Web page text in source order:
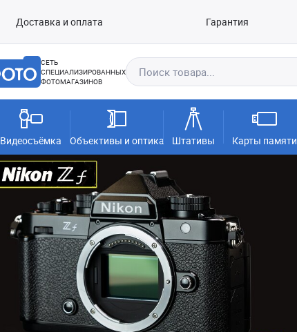
Доставка и оплата Гарантия
СЕТЬ
СПЕЦИАЛИЗИРОВАННЫХ
ФОТОМАГАЗИНОВ
Видеосъёмка Объективы и оптика Штативы Карты памяти